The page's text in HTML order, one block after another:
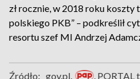
zł rocznie, w 2018 roku koszty
polskiego PKB” – podkreślił
resortu szef MI Andrzej
Źródło: gov.pl, , PORTAL